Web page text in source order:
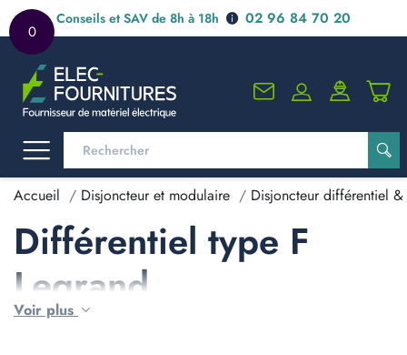
0
Conseils et SAV de 8h à 18h 02 96 84 70 20
Accueil Disjoncteur et modulaire Disjoncteur différentiel
Différentiel type F
Legrand
Voir plus